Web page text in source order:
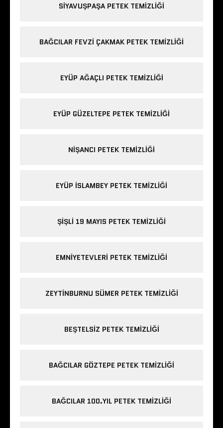
SIYAVUŞPAŞA PETEK TEMIZLIĞI
BAĞCILAR FEVZI ÇAKMAK PETEK TEMIZLIĞI
EYÜP AĞAÇLI PETEK TEMIZLIĞI
EYÜP GÜZELTEPE PETEK TEMIZLIĞI
NIŞANCI PETEK TEMIZLIĞI
EYÜP ISLAMBEY PETEK TEMIZLIĞI
ŞIŞLI 19 MAYIS PETEK TEMIZLIĞI
EMNIYETEVLERI PETEK TEMIZLIĞI
ZEYTINBURNU SÜMER PETEK TEMIZLIĞI
BEŞTELSIZ PETEK TEMIZLIĞI
BAĞCILAR GÖZTEPE PETEK TEMIZLIĞI
BAĞCILAR 100.YIL PETEK TEMIZLIĞI